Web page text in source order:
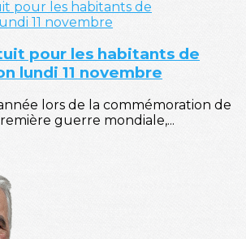
pour les habitants de
lundi 11 novembre
lors de la commémoration de
guerre mondiale,...